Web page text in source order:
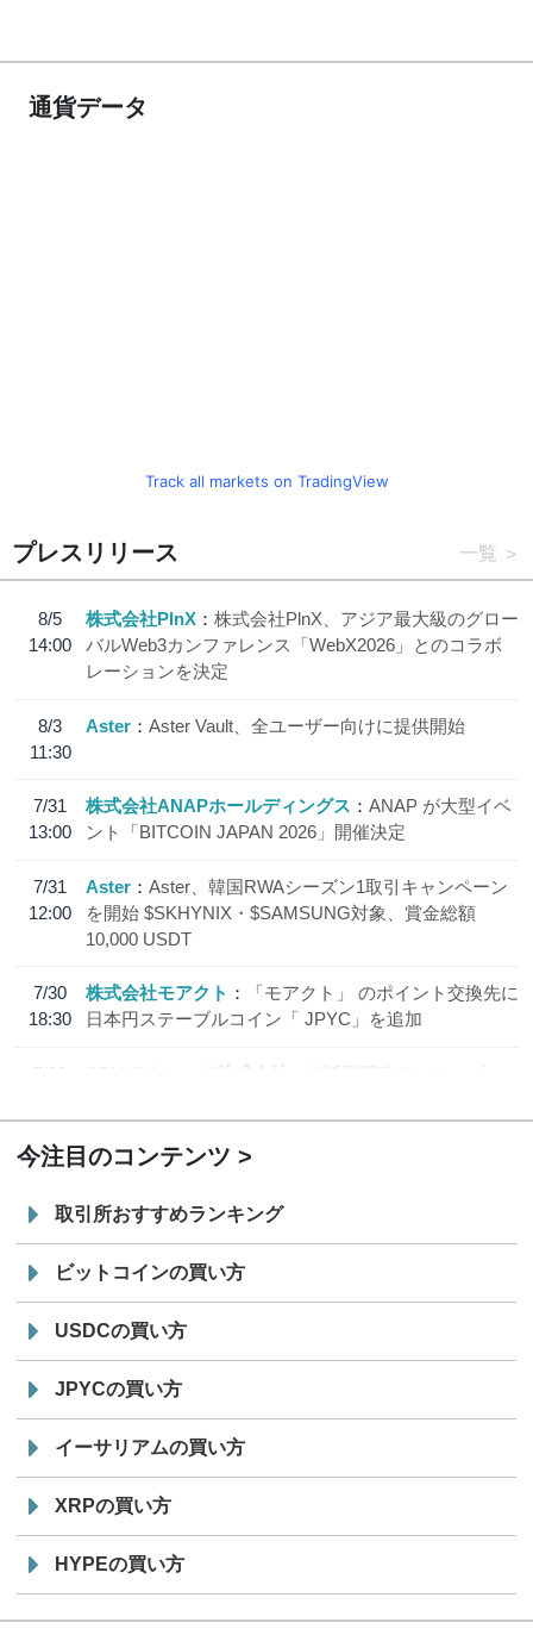
通貨データ
Track all markets on TradingView
プレスリリース 一覧
8/5
14:00
株式会社PlnX
株式会社PlnX、アジア最大級のグロー
バルWeb3カンファレンス「WebX2026」とのコラボ
レーションを決定
8/3
11:30
Aster Aster Vault、全ユーザー向けに提供開始
7/31
13:00
株式会社ANAPホールディングス
ANAP が大型イベ
ント「BITCOIN JAPAN 2026」開催決定
7/31
12:00
Aster
Aster、韓国RWAシーズン1取引キャンペーン
を開始 $SKHYNIX・$SAMSUNG対象、賞金総額
10,000 USDT
7/30
18:30
株式会社モアクト
「モアクト」 のポイント交換先に
日本円ステーブルコイン「 JPYC」を追加
7/29
SBI VCトレード株式会社
信託型円建てステーブル
今注目のコンテンツ
取引所おすすめランキング
ビットコインの買い方
USDCの買い方
JPYCの買い方
イーサリアムの買い方
XRPの買い方
HYPEの買い方